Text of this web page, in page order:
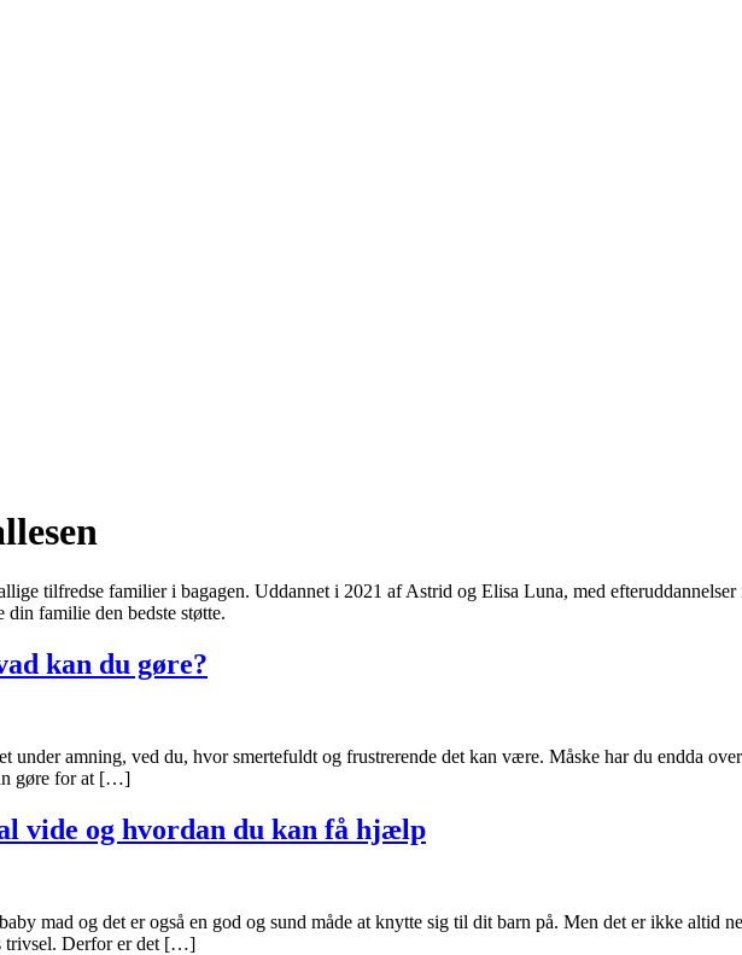
tilfredse familier i bagagen. Uddannet i 2021 af Astrid og Elisa Luna, med
familie den bedste støtte.
kan du gøre?
amning, ved du, hvor smertefuldt og frustrerende det kan være. Måske har du endda
gøre for at […]
vide og hvordan du kan få hjælp
mad og det er også en god og sund måde at knytte sig til dit barn på. Men det er ikke altid
trivsel. Derfor er det […]